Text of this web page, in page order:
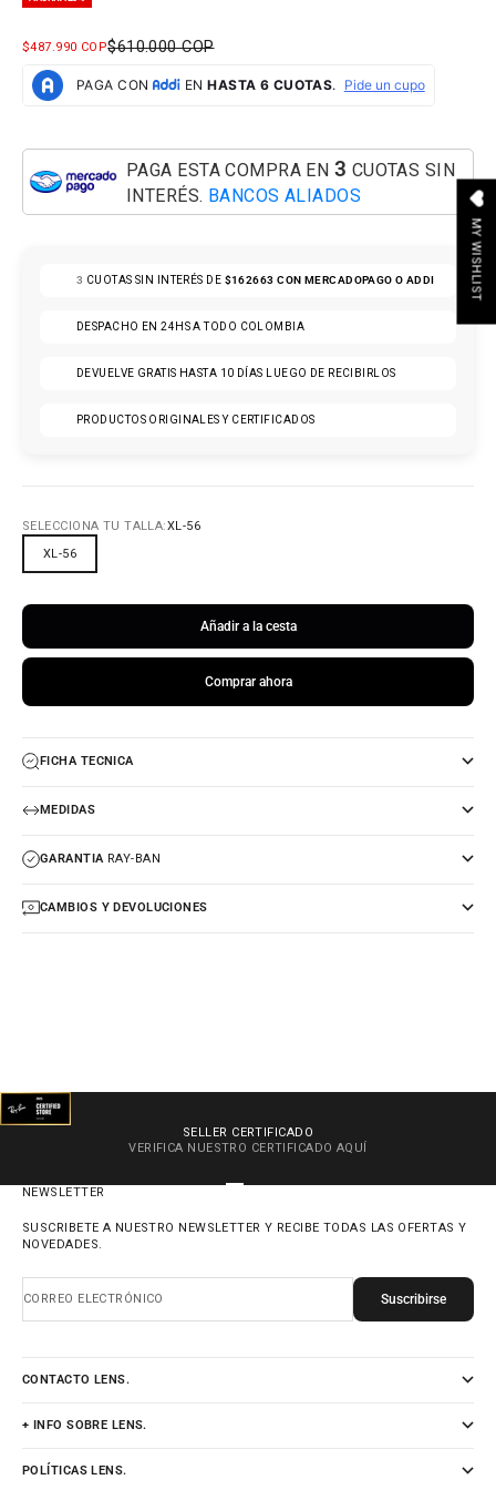
PRECIO DE OFERTA
$487.990 COPPRECIO NORMAL
$610.000 COP
PAGA ESTA COMPRA EN 3 CUOTAS SIN
INTERÉS. BANCOS ALIADOS
3 CUOTAS SIN INTERÉS DE $162663CON MERCADOPAGO O ADDI
DESPACHO EN 24HS A TODO COLOMBIA
DEVUELVE GRATIS HASTA 10 DÍAS LUEGO DE RECIBIRLOS
PRODUCTOS ORIGINALES Y CERTIFICADOS
SELECCIONA TU TALLA:XL-56
XL-56
Añadir a la cesta
Comprar ahora
FICHA TECNICA
MEDIDAS
GARANTIARAY-BAN
CAMBIOS Y DEVOLUCIONES
SELLER CERTIFICADO
VERIFICA NUESTRO CERTIFICADO AQUÍ
NEWSLETTER
SUSCRIBETE A NUESTRO NEWSLETTER Y RECIBE TODAS LAS OFERTAS Y
NOVEDADES.
CORREO ELECTRÓNICO Suscribirse
CONTACTO LENS.
+ INFO SOBRE LENS.
POLÍTICAS LENS.
MY WISHLIST